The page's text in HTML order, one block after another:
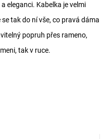
eleganci. Kabelka je velmi
tak do ní vše, co pravá dáma
popruh přes rameno,
tak v ruce.